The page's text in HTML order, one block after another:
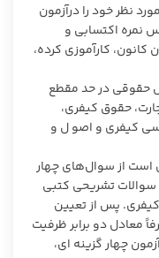
مورد نظر خود را درآزمون
نمره اکتسابی و
کارآموزی کرده،
حقوقی در حد مقطع
حقوق کیفری،
کیفری و اصو ل و
ای است از سوال‌های چهار
تشریحی کتبی
پس از تعیین
معادل دو برابر ظرفیت
چهار گزینه ای،